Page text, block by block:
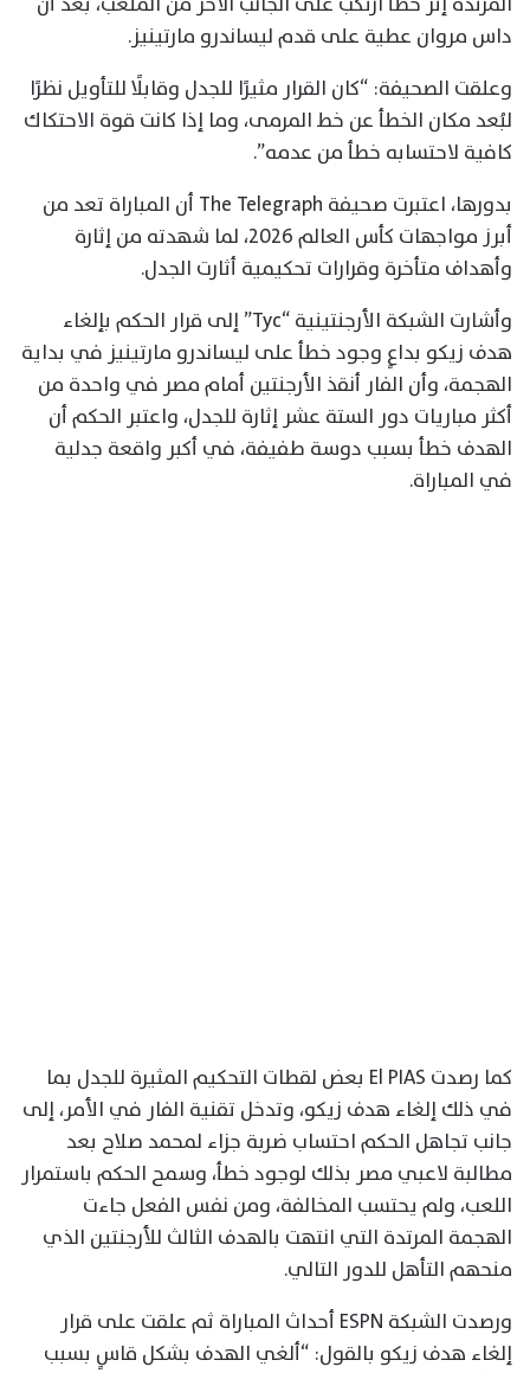
داس مروان عطية على قدم ليساندرو مارتينيز.
وعلقت الصحيفة: “كان القرار مثيرًا للجدل وقابلًا للتأويل نظرًا
لبُعد مكان الخطأ عن خط المرمى، وما إذا كانت قوة الاحتكاك
كافية لاحتسابه خطأ من عدمه”.
بدورها، اعتبرت صحيفة The Telegraph أن المباراة تعد من
أبرز مواجهات كأس العالم 2026، لما شهدته من إثارة
وأهداف متأخرة وقرارات تحكيمية أثارت الجدل.
وأشارت الشبكة الأرجنتينية “Tyc” إلى قرار الحكم بإلغاء
هدف زيكو بداعٍ وجود خطأ على ليساندرو مارتينيز في بداية
الهجمة، وأن الفار أنقذ الأرجنتين أمام مصر في واحدة من
أكثر مباريات دور الستة عشر إثارة للجدل، واعتبر الحكم أن
الهدف خطأ بسبب دوسة طفيفة، في أكبر واقعة جدلية
في المباراة.
كما رصدت El PIAS بعض لقطات التحكيم المثيرة للجدل بما
في ذلك إلغاء هدف زيكو، وتدخل تقنية الفار في الأمر، إلى
جانب تجاهل الحكم احتساب ضربة جزاء لمحمد صلاح بعد
مطالبة لاعبي مصر بذلك لوجود خطأ، وسمح الحكم باستمرار
اللعب، ولم يحتسب المخالفة، ومن نفس الفعل جاءت
الهجمة المرتدة التي انتهت بالهدف الثالث للأرجنتين الذي
منحهم التأهل للدور التالي.
ورصدت الشبكة ESPN أحداث المباراة ثم علقت على قرار
إلغاء هدف زيكو بالقول: “ألغي الهدف بشكل قاسٍ بسبب